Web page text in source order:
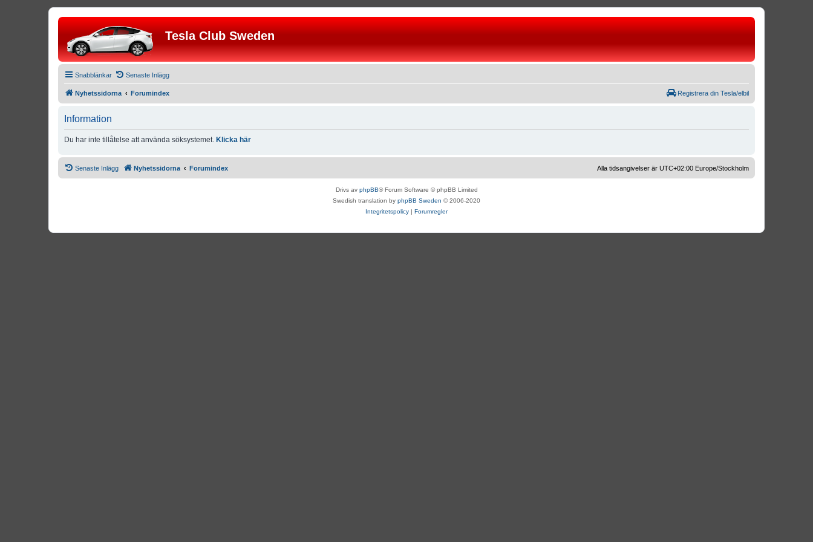
Tesla Club Sweden
Snabblänkar Senaste Inlägg
Nyhetssidorna Forumindex Registrera din Tesla/elbil
Information
Du har inte tillåtelse att använda söksystemet. Klicka här
Senaste Inlägg Nyhetssidorna Forumindex Alla tidsangivelser är UTC+02:00 Europe/Stockholm
Drivs av phpBB® Forum Software © phpBB Limited
Swedish translation by phpBB Sweden © 2006-2020
Integritetspolicy | Forumregler